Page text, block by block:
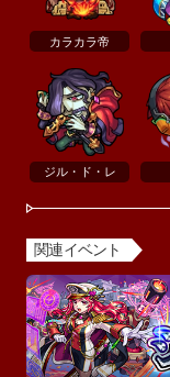
カラカラ帝
ジル・ド・レ
関連イベント